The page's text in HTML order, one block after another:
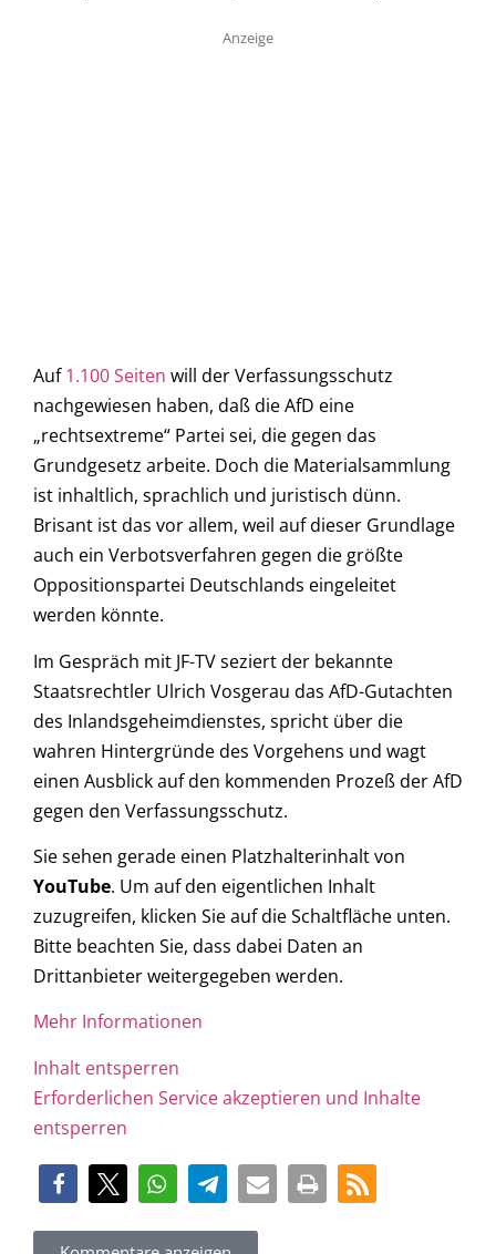
Anzeige
Auf1.100 Seiten will der Verfassungsschutz
nachgewiesen haben, daß die AfD eine
„rechtsextreme“ Partei sei, die gegen das
Grundgesetz arbeite. Doch die Materialsammlung
ist inhaltlich, sprachlich und juristisch dünn.
Brisant ist das vor allem, weil auf dieser Grundlage
auch ein Verbotsverfahren gegen die größte
Oppositionspartei Deutschlands eingeleitet
werden könnte.
Im Gespräch mit JF-TV seziert der bekannte
Staatsrechtler Ulrich Vosgerau das AfD-Gutachten
des Inlandsgeheimdienstes, spricht über die
wahren Hintergründe des Vorgehens und wagt
einen Ausblick auf den kommenden Prozeß der AfD
gegen den Verfassungsschutz.
Sie sehen gerade einen Platzhalterinhalt von
YouTube. Um auf den eigentlichen Inhalt
zuzugreifen, klicken Sie auf die Schaltfläche unten.
Bitte beachten Sie, dass dabei Daten an
Drittanbieter weitergegeben werden.
Mehr Informationen
Inhalt entsperren
Erforderlichen Service akzeptieren und Inhalte
entsperren